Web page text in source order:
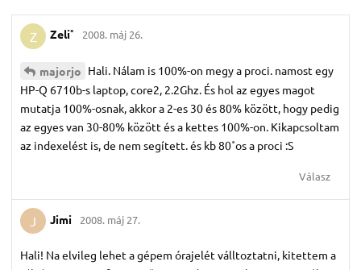
Z Zeli˚ 2008. máj 26.
majorjo Hali. Nálam is 100%-on megy a proci. namost egy
HP-Q 6710b-s laptop, core2, 2.2Ghz. És hol az egyes magot
mutatja 100%-osnak, akkor a 2-es 30 és 80% között, hogy pedig
az egyes van 30-80% között és a kettes 100%-on. Kikapcsoltam
az indexelést is, de nem segített. és kb 80˚os a proci :S
Válasz
J Jimi 2008. máj 27.
Hali! Na elvileg lehet a gépem órajelét válltoztatni, kitettem a